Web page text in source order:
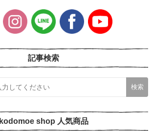
記事検索
kodomoe shop 人気商品